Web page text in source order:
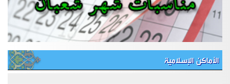
الأماكن الإسلامية